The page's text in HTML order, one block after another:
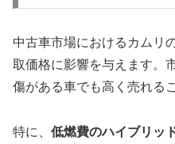
中古車市場におけるカムリ
取価格に影響を与えます。
傷がある車でも高く売れる
特に、 低燃費のハイブリッ